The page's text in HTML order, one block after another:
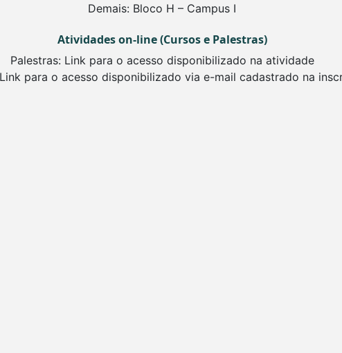
Demais: Bloco H – Campus I
Atividades on-line (Cursos e Palestras)
Palestras: Link para o acesso disponibilizado na atividade
para o acesso disponibilizado via e-mail cadastrado na